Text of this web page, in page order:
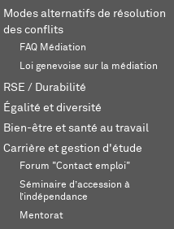
Modes alternatifs de résolution
des conflits
FAQ Médiation
Loi genevoise sur la médiation
RSE / Durabilité
Égalité et diversité
Bien-être et santé au travail
Carrière et gestion d'étude
Forum "Contact emploi"
Séminaire d’accession à
l’indépendance
Mentorat